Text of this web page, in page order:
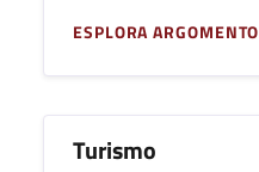
ESPLORA ARGOMENTO
Turismo